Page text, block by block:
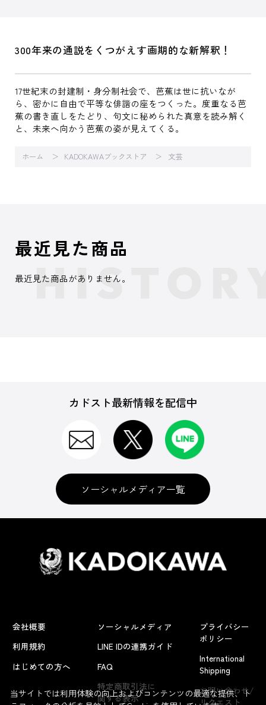
300年来の通説をくつがえす画期的な新解釈！
17世紀末の封建制・身分制社会で、芭蕉は世に抗いなが
ら、密かに自由で平等な俳諧の座をつくった。度重なる芭
蕉の書き直しをたどり、句文に秘められた真意を読み解く
と、未来へ向かう芭蕉の姿が見えてくる。
ホーム KADOKAWAブックストア 文芸
よくあるお問い合わせ
最近見た商品
最近見た商品がありません。
カドスト最新情報を配信中
ソーシャルメディア一覧
会社概要
利用規約
はじめての方へ
ソーシャルメディア
LINE IDの連携ガイド
FAQ
特定商取引法に
関する表示
プライバシー
ポリシー
International
Shipping
お問い合わせ/
リクエスト
当サイトでは利用体験の向上およびコンテンツの最適な提供、ト